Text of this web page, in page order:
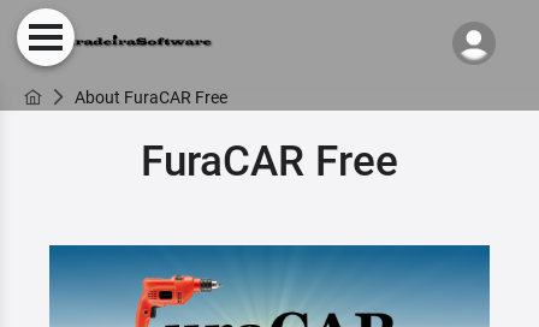
About FuraCAR Free
FuraCAR Free